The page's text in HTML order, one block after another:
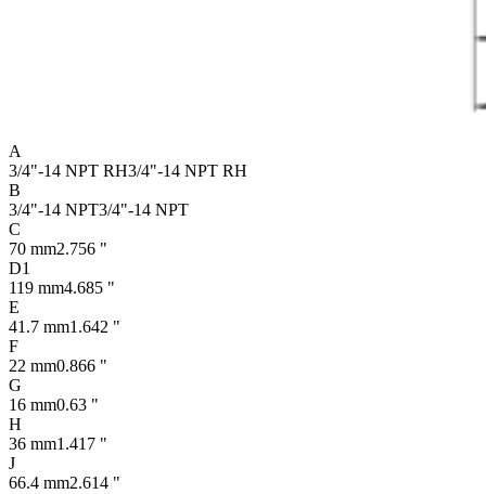
A
3/4"-14 NPT RH3/4"-14 NPT RH
B
3/4"-14 NPT3/4"-14 NPT
C
70 mm2.756 "
D1
119 mm4.685 "
E
41.7 mm1.642 "
F
22 mm0.866 "
G
16 mm0.63 "
H
36 mm1.417 "
J
66.4 mm2.614 "